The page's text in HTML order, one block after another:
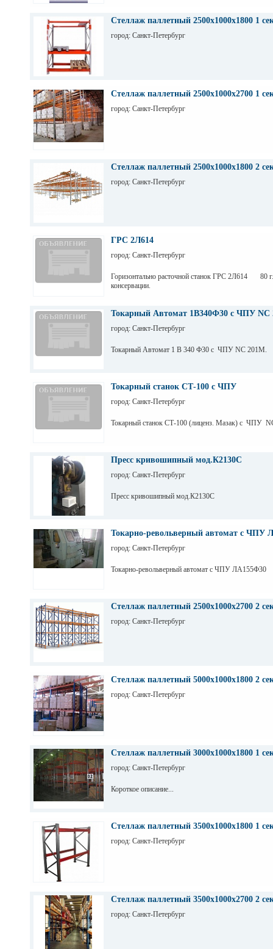
Стеллаж паллетный 2500х1000х1800 1
город: Санкт-Петербург
Стеллаж паллетный 2500х1000х2700 1
город: Санкт-Петербург
Стеллаж паллетный 2500х1000х1800 2
город: Санкт-Петербург
ГРС 2Л614
город: Санкт-Петербург
Горизонтально расточной станок ГРС 2Л614 80
консервации.
Токарный Автомат 1В340Ф30 с ЧПУ NC
город: Санкт-Петербург
Токарный Автомат 1 В 340 Ф30 с ЧПУ NC 201M.
Токарный станок СТ-100 с ЧПУ
город: Санкт-Петербург
Токарный станок СТ-100 (лиценз. Мазак) с ЧПУ
Пресс кривошипный мод.К2130С
город: Санкт-Петербург
Пресс кривошипный мод.К2130С
Токарно-револьверный автомат с ЧПУ
город: Санкт-Петербург
Токарно-револьверный автомат с ЧПУ ЛА155Ф30
Стеллаж паллетный 2500х1000х2700 2
город: Санкт-Петербург
Стеллаж паллетный 5000х1000х1800 2
город: Санкт-Петербург
Стеллаж паллетный 3000х1000х1800 1
город: Санкт-Петербург
Короткое описание...
Стеллаж паллетный 3500х1000х1800 1
город: Санкт-Петербург
Стеллаж паллетный 3500х1000х2700 2
город: Санкт-Петербург